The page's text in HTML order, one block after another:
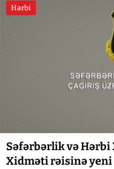
Hərbi
Səfərbərlik və Hərbi
Xidməti rəisinə